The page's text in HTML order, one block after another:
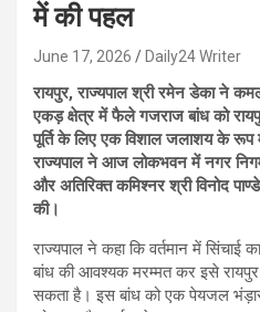
में की पहल
June 17, 2026 Daily24 Writer
रायपुर, राज्यपाल श्री रमेन डेका ने
एकड़ क्षेत्र में फैले गजराज बांध को
पूर्ति के लिए एक विशाल जलाशय के
राज्यपाल ने आज लोकभवन में नगर निगम
और अतिरिक्त कमिश्नर श्री विनोद
की।
राज्यपाल ने कहा कि वर्तमान में सिंचाई
बांध की आवश्यक मरम्मत कर इसे
सकता है। इस बांध को एक पेयजल